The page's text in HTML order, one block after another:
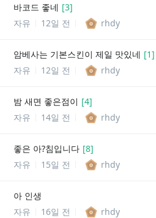
바코드 좋네 [3]
자유
12일 전 rhdy
암베사는 기본스킨이 제일 맛있네 [1]
자유
12일 전 rhdy
밤 새면 좋은점이 [4]
자유
14일 전 rhdy
좋은 아?침입니다 [8]
자유
15일 전 rhdy
아 인생
자유
16일 전 rhdy